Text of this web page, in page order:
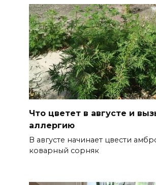
Что цветет в августе и
аллергию
В августе начинает цвести
коварный сорняк